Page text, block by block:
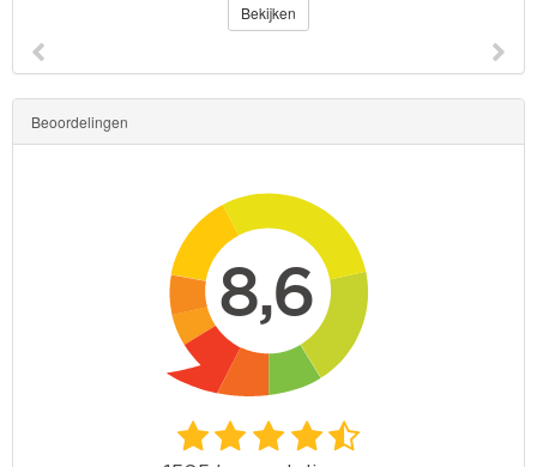
Bekijken
Beoordelingen